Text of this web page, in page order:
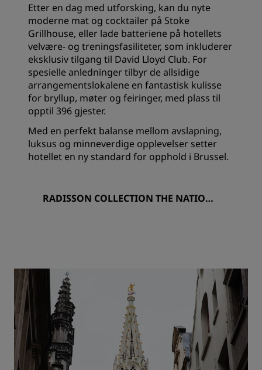
Etter en dag med utforsking, kan du nyte
moderne mat og cocktailer på Stoke
Grillhouse, eller lade batteriene på hotellets
velvære- og treningsfasiliteter, som inkluderer
eksklusiv tilgang til David Lloyd Club. For
spesielle anledninger tilbyr de allsidige
arrangementslokalene en fantastisk kulisse
for bryllup, møter og feiringer, med plass til
opptil 396 gjester.
Med en perfekt balanse mellom avslapning,
luksus og minneverdige opplevelser setter
hotellet en ny standard for opphold i Brussel.
RADISSON COLLECTION THE NATIONA